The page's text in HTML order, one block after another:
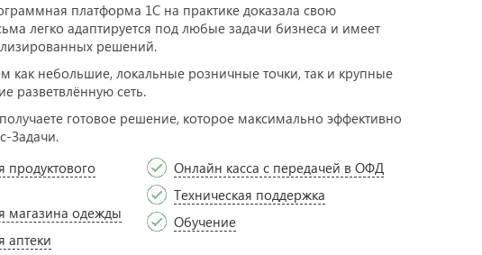
платформа 1С на практике доказала свою
легко адаптируется под любые задачи бизнеса и имеет
решений.
как небольшие, локальные розничные точки, так и крупные
разветвлённую сеть.
готовое решение, которое максимально эффективно
Задачи.
продуктового
магазина одежды
аптеки
Онлайн касса с передачей в ОФД
Техническая поддержка
Обучение